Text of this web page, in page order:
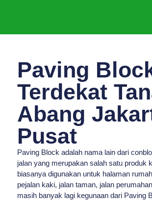
Paving
Terdekat
Abang
Pusat
Paving Block adalah nama lain dari
jalan yang merupakan salah satu produk
biasanya digunakan untuk halaman
pejalan kaki, jalan taman, jalan
masih banyak lagi kegunaan dari Paving